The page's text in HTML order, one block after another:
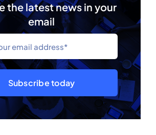
the latest news in your
email
Subscribe today